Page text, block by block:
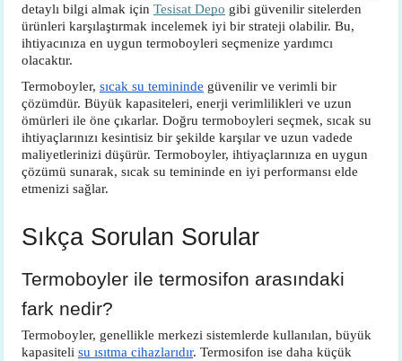
detaylı bilgi almak için Tesisat Depo gibi güvenilir sitelerden
ürünleri karşılaştırmak incelemek iyi bir strateji olabilir. Bu,
ihtiyacınıza en uygun termoboyleri seçmenize yardımcı
olacaktır.
Termoboyler, sıcak su temininde güvenilir ve verimli bir
çözümdür. Büyük kapasiteleri, enerji verimlilikleri ve uzun
ömürleri ile öne çıkarlar. Doğru termoboyleri seçmek, sıcak su
ihtiyaçlarınızı kesintisiz bir şekilde karşılar ve uzun vadede
maliyetlerinizi düşürür. Termoboyler, ihtiyaçlarınıza en uygun
çözümü sunarak, sıcak su temininde en iyi performansı elde
etmenizi sağlar.
Sıkça Sorulan Sorular
Termoboyler ile termosifon arasındaki
fark nedir?
Termoboyler, genellikle merkezi sistemlerde kullanılan, büyük
kapasiteli su ısıtma cihazlarıdır. Termosifon ise daha küçük